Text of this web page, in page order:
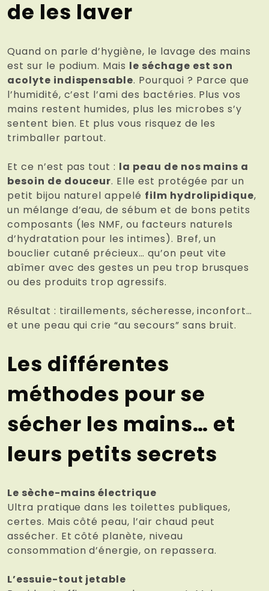
de les laver
Quand on parle d’hygiène, le lavage des mains
est sur le podium. Mais le séchage est son
acolyte indispensable. Pourquoi ? Parce que
l’humidité, c’est l’ami des bactéries. Plus vos
mains restent humides, plus les microbes s’y
sentent bien. Et plus vous risquez de les
trimballer partout.
Et ce n’est pas tout : la peau de nos mains a
besoin de douceur. Elle est protégée par un
petit bijou naturel appelé film hydrolipidique,
un mélange d’eau, de sébum et de bons petits
composants (les NMF, ou facteurs naturels
d’hydratation pour les intimes). Bref, un
bouclier cutané précieux… qu’on peut vite
abîmer avec des gestes un peu trop brusques
ou des produits trop agressifs.
Résultat : tiraillements, sécheresse, inconfort…
et une peau qui crie “au secours” sans bruit.
Les différentes
méthodes pour se
sécher les mains… et
leurs petits secrets
Le sèche-mains électrique
Ultra pratique dans les toilettes publiques,
certes. Mais côté peau, l’air chaud peut
assécher. Et côté planète, niveau
consommation d’énergie, on repassera.
L’essuie-tout jetable